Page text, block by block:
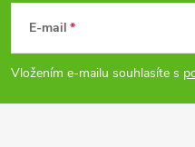
p
a
E-mail
Vložením e-mailu souhlasíte s